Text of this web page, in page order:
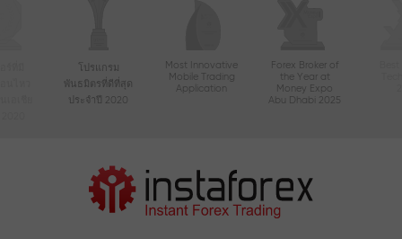
โปรแกรม
พันธมิตรที่ดีที่สุด
ประจำปี 2020
Most Innovative
Mobile Trading
Application
Forex Broker of
the Year at
Money Expo
Abu Dhabi 2025